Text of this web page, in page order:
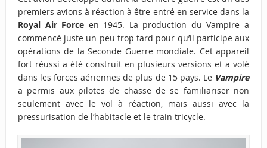
premiers avions à réaction à être entré en service dans la
Royal Air Force en 1945. La production du Vampire a
commencé juste un peu trop tard pour qu’il participe aux
opérations de la Seconde Guerre mondiale. Cet appareil
fort réussi a été construit en plusieurs versions et a volé
dans les forces aériennes de plus de 15 pays. Le Vampire
a permis aux pilotes de chasse de se familiariser non
seulement avec le vol à réaction, mais aussi avec la
pressurisation de l’habitacle et le train tricycle.